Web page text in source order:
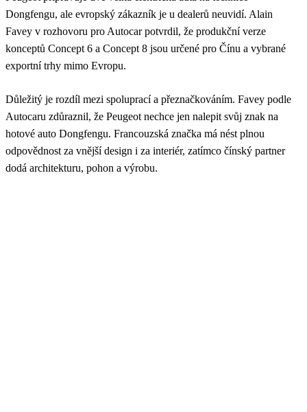
Dongfengu, ale evropský zákazník je u dealerů neuvidí. Alain
Favey v rozhovoru pro Autocar potvrdil, že produkční verze
konceptů Concept 6 a Concept 8 jsou určené pro Čínu a vybrané
exportní trhy mimo Evropu.
Důležitý je rozdíl mezi spoluprací a přeznačkováním. Favey podle
Autocaru zdůraznil, že Peugeot nechce jen nalepit svůj znak na
hotové auto Dongfengu. Francouzská značka má nést plnou
odpovědnost za vnější design i za interiér, zatímco čínský partner
dodá architekturu, pohon a výrobu.